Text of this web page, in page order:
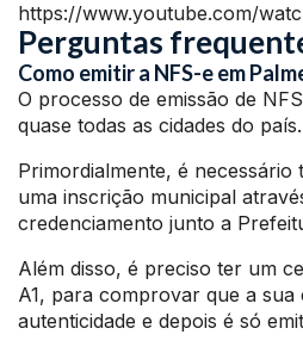
https://www.youtube.com/
Perguntas
Como emitir a NFS-e em
O processo de emissão de
quase todas as cidades do país.
Primordialmente, é necessário
uma inscrição municipal
credenciamento junto a
Além disso, é preciso ter um
A1, para comprovar que a sua
autenticidade e depois é só